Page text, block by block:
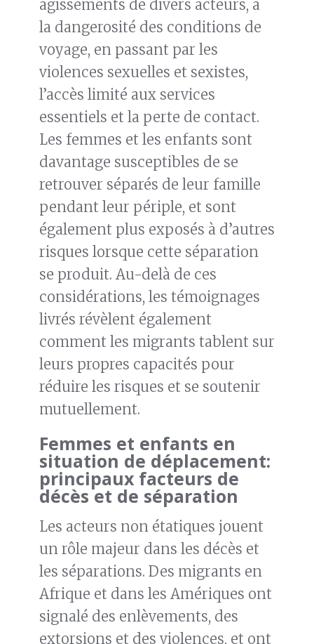
agissements de divers acteurs, à
la dangerosité des conditions de
voyage, en passant par les
violences sexuelles et sexistes,
l’accès limité aux services
essentiels et la perte de contact.
Les femmes et les enfants sont
davantage susceptibles de se
retrouver séparés de leur famille
pendant leur périple, et sont
également plus exposés à d’autres
risques lorsque cette séparation
se produit. Au-delà de ces
considérations, les témoignages
livrés révèlent également
comment les migrants tablent sur
leurs propres capacités pour
réduire les risques et se soutenir
mutuellement.
Femmes et enfants en
situation de déplacement:
principaux facteurs de
décès et de séparation
Les acteurs non étatiques jouent
un rôle majeur dans les décès et
les séparations. Des migrants en
Afrique et dans les Amériques ont
signalé des enlèvements, des
extorsions et des violences, et ont